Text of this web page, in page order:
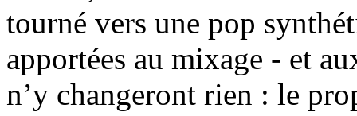
tourné vers une pop
apportées au mixage - et
n’y changeront rien : le